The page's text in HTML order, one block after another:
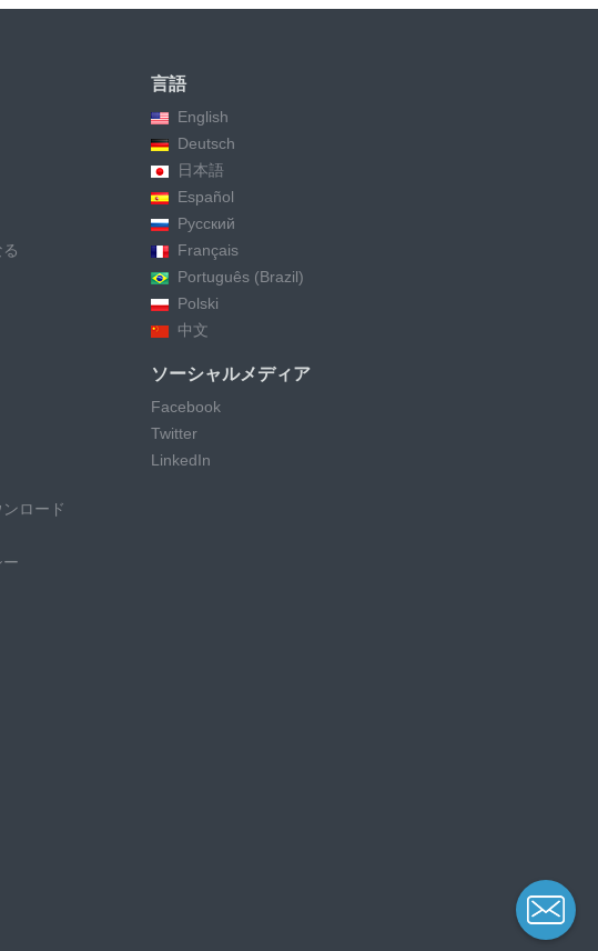
ロード
言語
English
Deutsch
日本語
Español
Русский
Français
Português (Brazil)
Polski
中文
ソーシャルメディア
Facebook
Twitter
LinkedIn